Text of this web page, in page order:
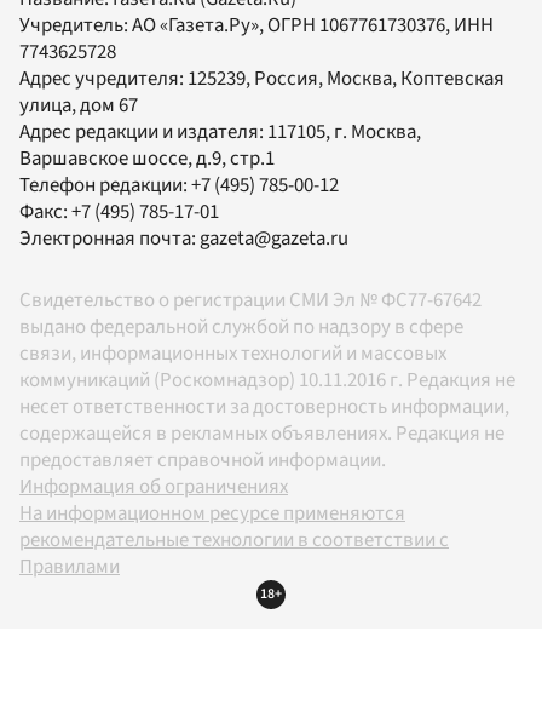
Учредитель:АО «Газета.Ру», ОГРН 1067761730376, ИНН
7743625728
Адрес учредителя: 125239, Россия, Москва, Коптевская
улица, дом 67
Адрес редакции и издателя: 117105, г. Москва,
Варшавское шоссе, д.9, стр.1
Телефон редакции:+7 (495) 785-00-12
Факс:+7 (495) 785-17-01
Электронная почта:gazeta@gazeta.ru
Свидетельство о регистрации СМИ Эл № ФС77-67642
выдано федеральной службой по надзору в сфере
связи, информационных технологий и массовых
коммуникаций (Роскомнадзор) 10.11.2016 г. Редакция не
несет ответственности за достоверность информации,
содержащейся в рекламных объявлениях. Редакция не
предоставляет справочной информации.
Информация об ограничениях
На информационном ресурсе применяются
рекомендательные технологии в соответствии с
Правилами
18+